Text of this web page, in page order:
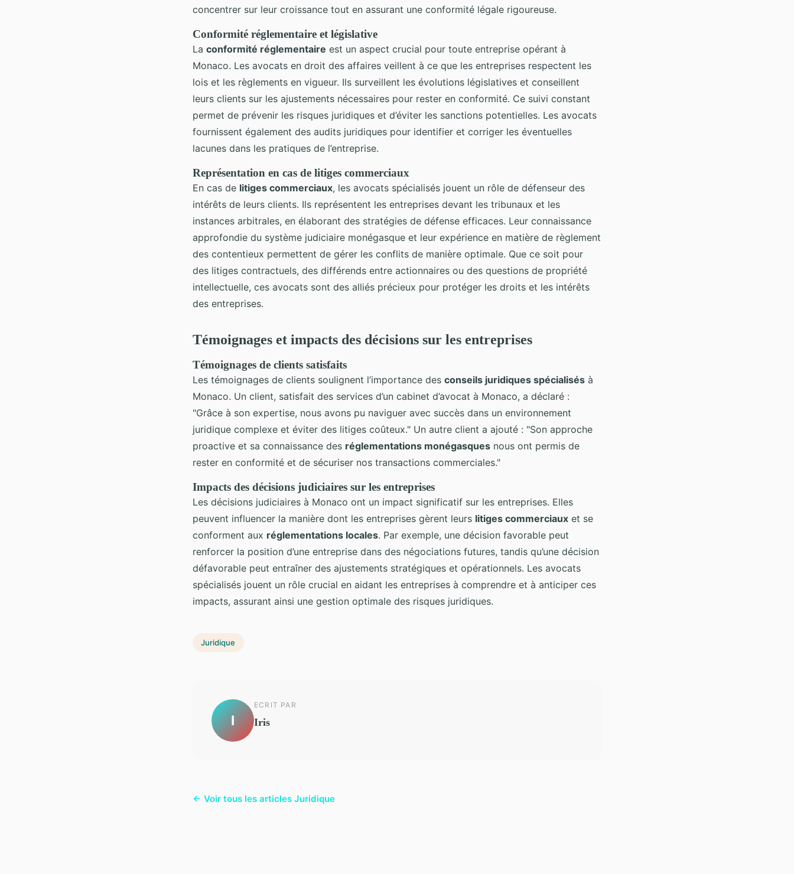
concentrer sur leur croissance tout en assurant une conformité légale rigoureuse.
Conformité réglementaire et législative
La conformité réglementaire est un aspect crucial pour toute entreprise opérant à
Monaco. Les avocats en droit des affaires veillent à ce que les entreprises respectent les
lois et les règlements en vigueur. Ils surveillent les évolutions législatives et conseillent
leurs clients sur les ajustements nécessaires pour rester en conformité. Ce suivi constant
permet de prévenir les risques juridiques et d’éviter les sanctions potentielles. Les avocats
fournissent également des audits juridiques pour identifier et corriger les éventuelles
lacunes dans les pratiques de l’entreprise.
Représentation en cas de litiges commerciaux
En cas de litiges commerciaux, les avocats spécialisés jouent un rôle de défenseur des
intérêts de leurs clients. Ils représentent les entreprises devant les tribunaux et les
instances arbitrales, en élaborant des stratégies de défense efficaces. Leur connaissance
approfondie du système judiciaire monégasque et leur expérience en matière de règlement
des contentieux permettent de gérer les conflits de manière optimale. Que ce soit pour
des litiges contractuels, des différends entre actionnaires ou des questions de propriété
intellectuelle, ces avocats sont des alliés précieux pour protéger les droits et les intérêts
des entreprises.
Témoignages et impacts des décisions sur les entreprises
Témoignages de clients satisfaits
Les témoignages de clients soulignent l’importance des conseils juridiques spécialisés à
Monaco. Un client, satisfait des services d’un cabinet d’avocat à Monaco, a déclaré :
"Grâce à son expertise, nous avons pu naviguer avec succès dans un environnement
juridique complexe et éviter des litiges coûteux." Un autre client a ajouté : "Son approche
proactive et sa connaissance des réglementations monégasques nous ont permis de
rester en conformité et de sécuriser nos transactions commerciales."
Impacts des décisions judiciaires sur les entreprises
Les décisions judiciaires à Monaco ont un impact significatif sur les entreprises. Elles
peuvent influencer la manière dont les entreprises gèrent leurs litiges commerciaux et se
conforment aux réglementations locales. Par exemple, une décision favorable peut
renforcer la position d’une entreprise dans des négociations futures, tandis qu’une décision
défavorable peut entraîner des ajustements stratégiques et opérationnels. Les avocats
spécialisés jouent un rôle crucial en aidant les entreprises à comprendre et à anticiper ces
impacts, assurant ainsi une gestion optimale des risques juridiques.
Juridique
I
ECRIT PAR
Iris
← Voir tous les articles Juridique